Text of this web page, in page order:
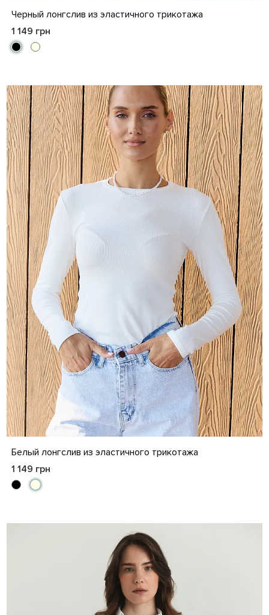
S M L XL
Черный лонгслив из эластичного трикотажа
1 149 грн
S M L XL
Белый лонгслив из эластичного трикотажа
1 149 грн